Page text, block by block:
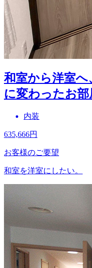
和室から洋室
に変わったお部
内装
635,666円
お客様のご要望
和室を洋室にしたい。